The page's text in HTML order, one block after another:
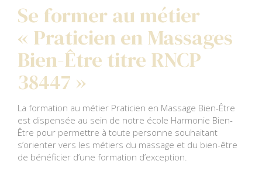
Se former au métier
« Praticien en Massages
Bien-Être titre RNCP
38447 »
La formation au métier Praticien en Massage Bien-Être
est dispensée au sein de notre école Harmonie Bien-
Être pour permettre à toute personne souhaitant
s’orienter vers les métiers du massage et du bien-être
de bénéficier d’une formation d’exception.